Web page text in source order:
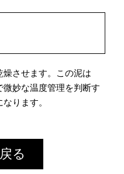
させます。この泥は
微妙な温度管理を判断す
ります。
る